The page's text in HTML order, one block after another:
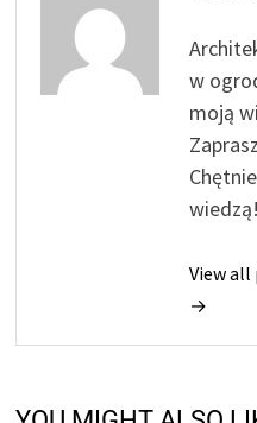
w
moją
wiedzą!
View
→